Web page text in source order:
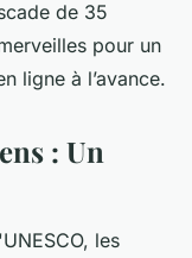
de 35
pour un
ligne à l’avance.
: Un
les